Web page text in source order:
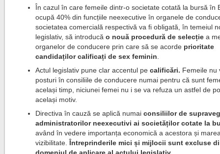
În cazul în care femeile dintr-o societate cotată la bursă în
ocupă 40% din funcțiile neexecutive în organele de
societatea comercială respectivă va fi obligată, în temeiul
legislativ, să introducăo nouă procedură de selecțiea
organelor de conducere prin care să se acorde prioritate
candidaților calificați de sex feminin
Actul legislativ pune clar accentul pecalificări. Femeile nu
posturi în consiliile de conducere numai pentru că sunt
același timp, niciunei femei nu i se va refuza un astfel de
același motiv.
Directiva în cauză se aplică numaiconsiliilor de
administratorilor neexecutivi ai societăților cotate la
având în vedere importanța economică a acestora și
vizibilitate. Întreprinderile mici și mijlocii sunt excluse